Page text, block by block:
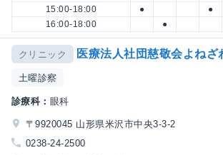
15:00-18:00
● ●
16:00-18:00
●
クリニック 医療法人社団慈敬会よねざ
土曜診察
診療科： 眼科
〒9920045 山形県米沢市中央3-3-2
0238-24-2500